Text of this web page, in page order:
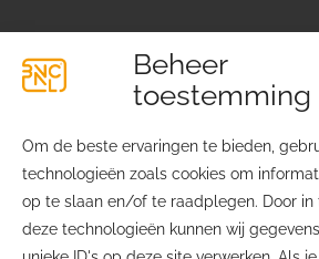
Beheer
toestemming
Om de beste ervaringen te bieden,
technologieën zoals cookies om
op te slaan en/of te raadplegen. Door
deze technologieën kunnen wij
Lichtfabriekplein 4
2031 TE Haarlem